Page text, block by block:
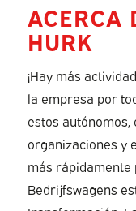
ACERCA
HURK
¡Hay más
la empresa por
estos
organizaciones y
más rápidamente
Bedrijfswagens